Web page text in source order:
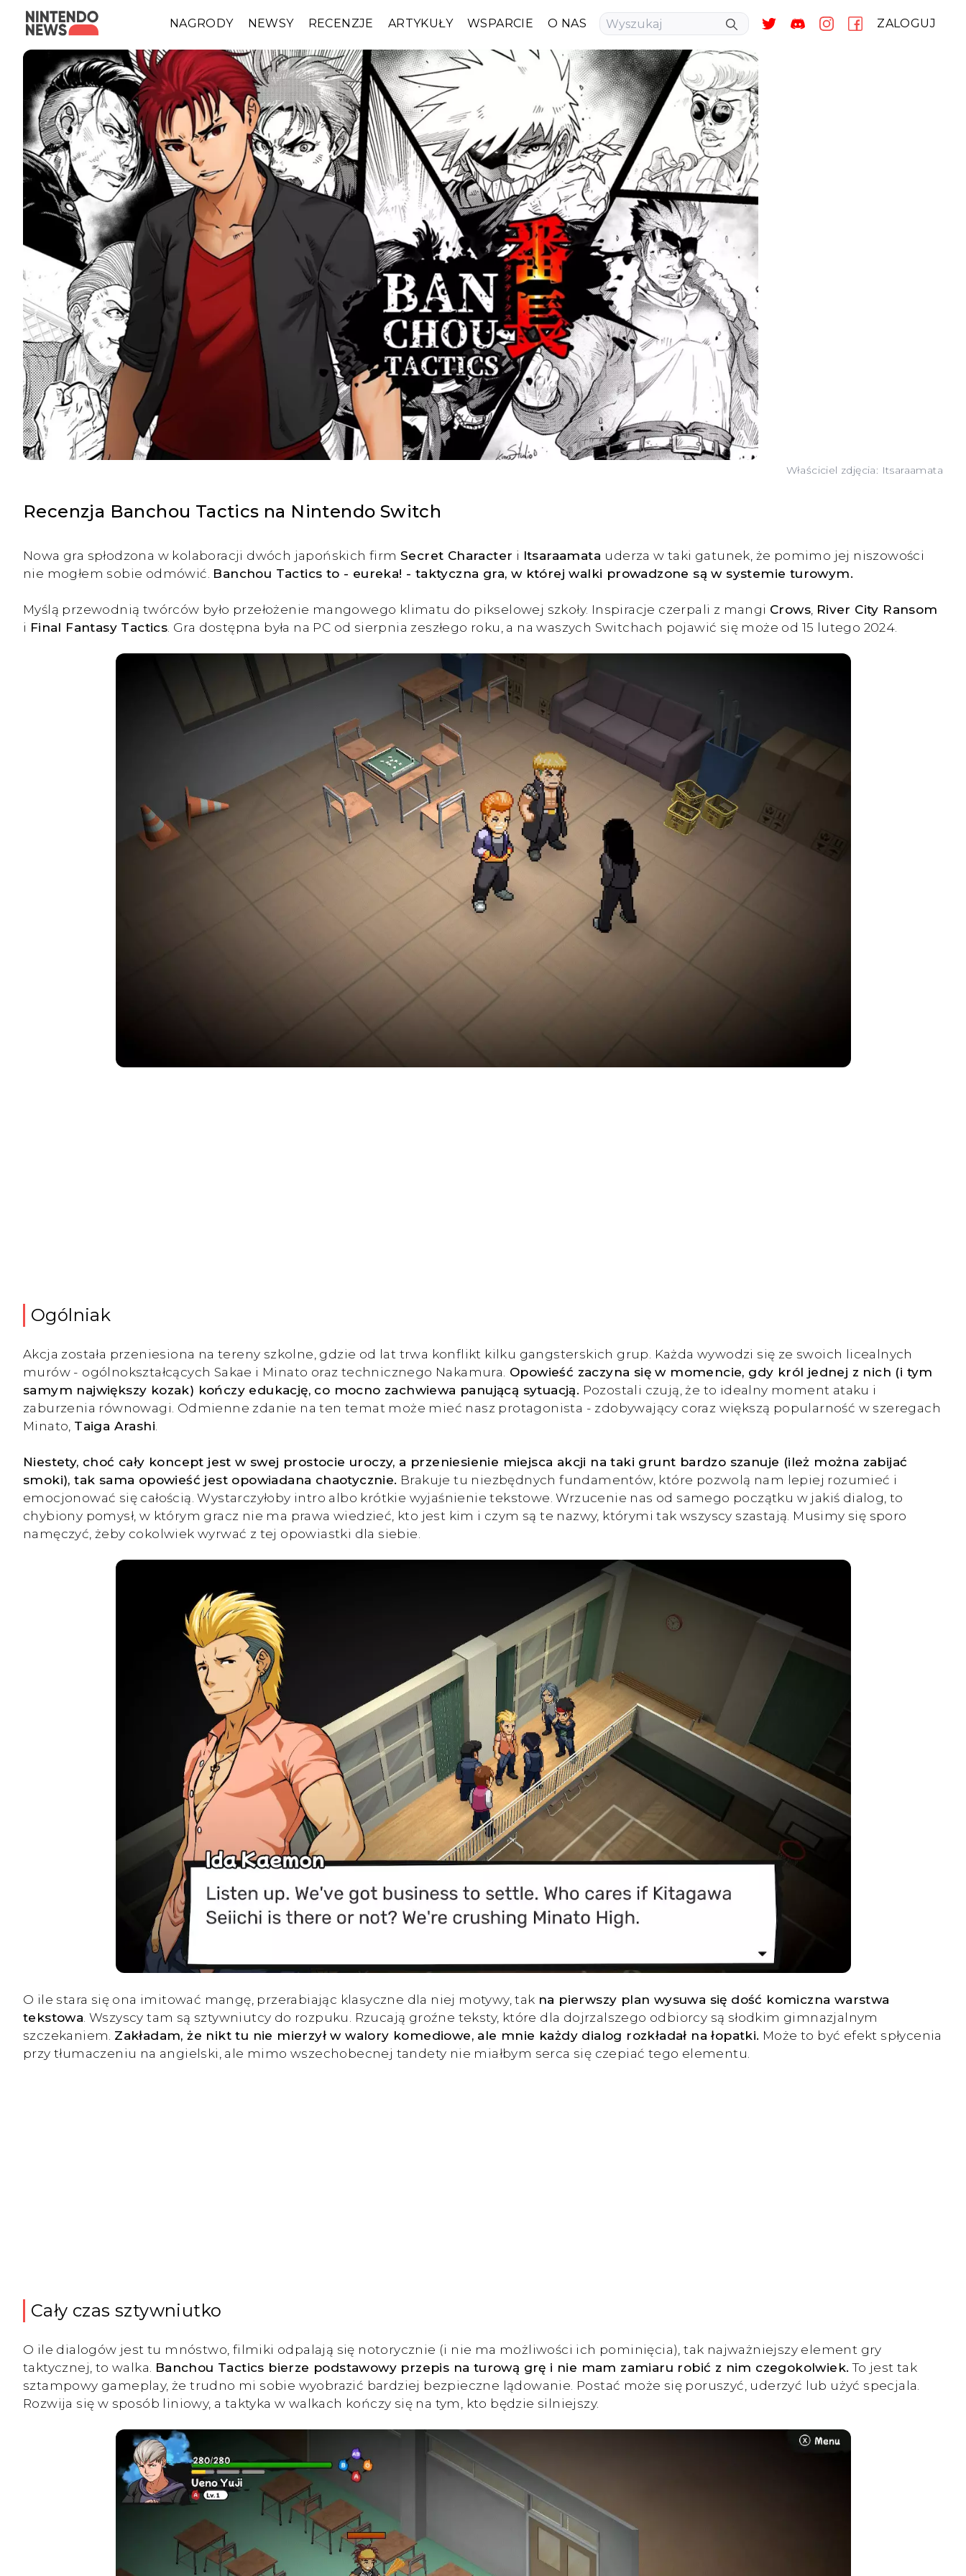
NAGRODY NEWSY RECENZJE ARTYKUŁY WSPARCIE O NAS ZALOGUJ
Właściciel zdjęcia: Itsaraamata
Recenzja Banchou Tactics na Nintendo Switch
Nowa gra spłodzona w kolaboracji dwóch japońskich firm Secret Character i Itsaraamata uderza w taki gatunek, że pomimo jej niszowości
nie mogłem sobie odmówić. Banchou Tactics to - eureka! - taktyczna gra, w której walki prowadzone są w systemie turowym.
Myślą przewodnią twórców było przełożenie mangowego klimatu do pikselowej szkoły. Inspiracje czerpali z mangi Crows River City Ransom
i Final Fantasy Tactics . Gra dostępna była na PC od sierpnia zeszłego roku, a na waszych Switchach pojawić się może od 15 lutego 2024.
Ogólniak
Akcja została przeniesiona na tereny szkolne, gdzie od lat trwa konflikt kilku gangsterskich grup. Każda wywodzi się ze swoich licealnych
murów - ogólnokształcących Sakae i Minato oraz technicznego Nakamura. Opowieść zaczyna się w momencie, gdy król jednej z nich (i tym
samym największy kozak) kończy edukację, co mocno zachwiewa panującą sytuacją. Pozostali czują, że to idealny moment ataku i
zaburzenia równowagi. Odmienne zdanie na ten temat może mieć nasz protagonista - zdobywający coraz większą popularność w szeregach
Minato, Taiga Arashi
Niestety, choć cały koncept jest w swej prostocie uroczy, a przeniesienie miejsca akcji na taki grunt bardzo szanuje (ileż można zabijać
smoki), tak sama opowieść jest opowiadana chaotycznie. Brakuje tu niezbędnych fundamentów, które pozwolą nam lepiej rozumieć i
emocjonować się całością. Wystarczyłoby intro albo krótkie wyjaśnienie tekstowe. Wrzucenie nas od samego początku w jakiś dialog, to
chybiony pomysł, w którym gracz nie ma prawa wiedzieć, kto jest kim i czym są te nazwy, którymi tak wszyscy szastają. Musimy się sporo
namęczyć, żeby cokolwiek wyrwać z tej opowiastki dla siebie.
O ile stara się ona imitować mangę, przerabiając klasyczne dla niej motywy, tak na pierwszy plan wysuwa się dość komiczna warstwa
tekstowa . Wszyscy tam są sztywniutcy do rozpuku. Rzucają groźne teksty, które dla dojrzalszego odbiorcy są słodkim gimnazjalnym
szczekaniem. Zakładam, że nikt tu nie mierzył w walory komediowe, ale mnie każdy dialog rozkładał na łopatki. Może to być efekt spłycenia
przy tłumaczeniu na angielski, ale mimo wszechobecnej tandety nie miałbym serca się czepiać tego elementu.
Cały czas sztywniutko
O ile dialogów jest tu mnóstwo, filmiki odpalają się notorycznie (i nie ma możliwości ich pominięcia), tak najważniejszy element gry
taktycznej, to walka. Banchou Tactics bierze podstawowy przepis na turową grę i nie mam zamiaru robić z nim czegokolwiek. To jest tak
sztampowy gameplay, że trudno mi sobie wyobrazić bardziej bezpieczne lądowanie. Postać może się poruszyć, uderzyć lub użyć specjala.
Rozwija się w sposób liniowy, a taktyka w walkach kończy się na tym, kto będzie silniejszy.